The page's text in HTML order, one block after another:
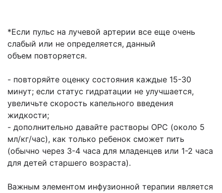
*Если пульc на лучевой артерии все еще очень
слабый или не определяется, данный
объем повторяется.
- повторяйте оценку состояния каждые 15-30
минут; если статус гидратации не улучшается,
увеличьте скорость капельного введения
жидкости;
- дополнительно давайте растворы ОРС (около 5
мл/кг/час), как только ребенок сможет пить
(обычно через 3-4 часа для младенцев или 1-2 часа
для детей старшего возраста).
Важным элементом инфузионной терапии является